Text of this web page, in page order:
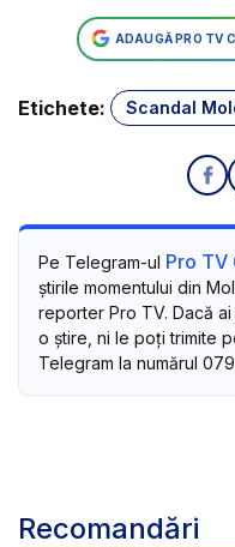
ADAUGĂ PRO TV
Etichete: Scandal
Pe Telegram-ul Pro TV
știrile momentului din
reporter Pro TV. Dacă
o știre, ni le poți trimite
Telegram la numărul
Recomandări